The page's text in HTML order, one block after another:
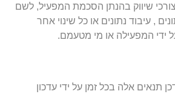
שיווק בהנתן הסכמת המפעיל, לשם
, עיבוד נתונים או כל שינוי אחר
ידי המפעילה או מי מטעמם.
תנאים אלה בכל זמן על ידי עדכון